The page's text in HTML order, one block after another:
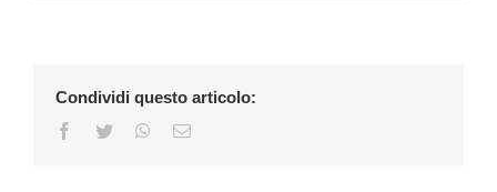
Condividi questo articolo:
Facebook
Twitter WhatsApp
Email